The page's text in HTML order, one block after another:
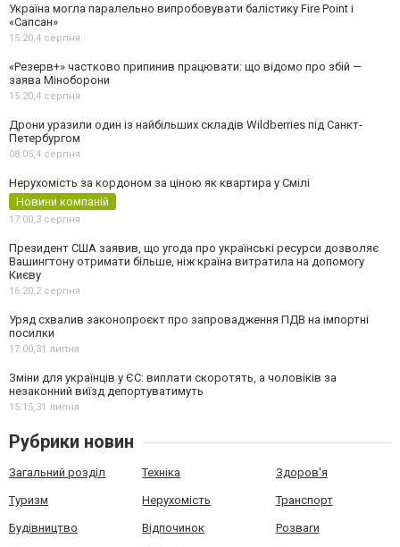
Україна могла паралельно випробовувати балістику Fire Point і
«Сапсан»
15:20,4 серпня
«Резерв+» частково припинив працювати: що відомо про збій —
заява Міноборони
15:20,4 серпня
Дрони уразили один із найбільших складів Wildberries під Санкт-
Петербургом
08:05,4 серпня
Нерухомість за кордоном за ціною як квартира у Смілі
Новини компаній
17:00,3 серпня
Президент США заявив, що угода про українські ресурси дозволяє
Вашингтону отримати більше, ніж країна витратила на допомогу
Києву
16:20,2 серпня
Уряд схвалив законопроєкт про запровадження ПДВ на імпортні
посилки
17:00,31 липня
Зміни для українців у ЄС: виплати скоротять, а чоловіків за
незаконний виїзд депортуватимуть
15:15,31 липня
Рубрики новин
Загальний розділ Техніка Здоров'я
Туризм Нерухомість Транспорт
Будівництво Відпочинок Розваги